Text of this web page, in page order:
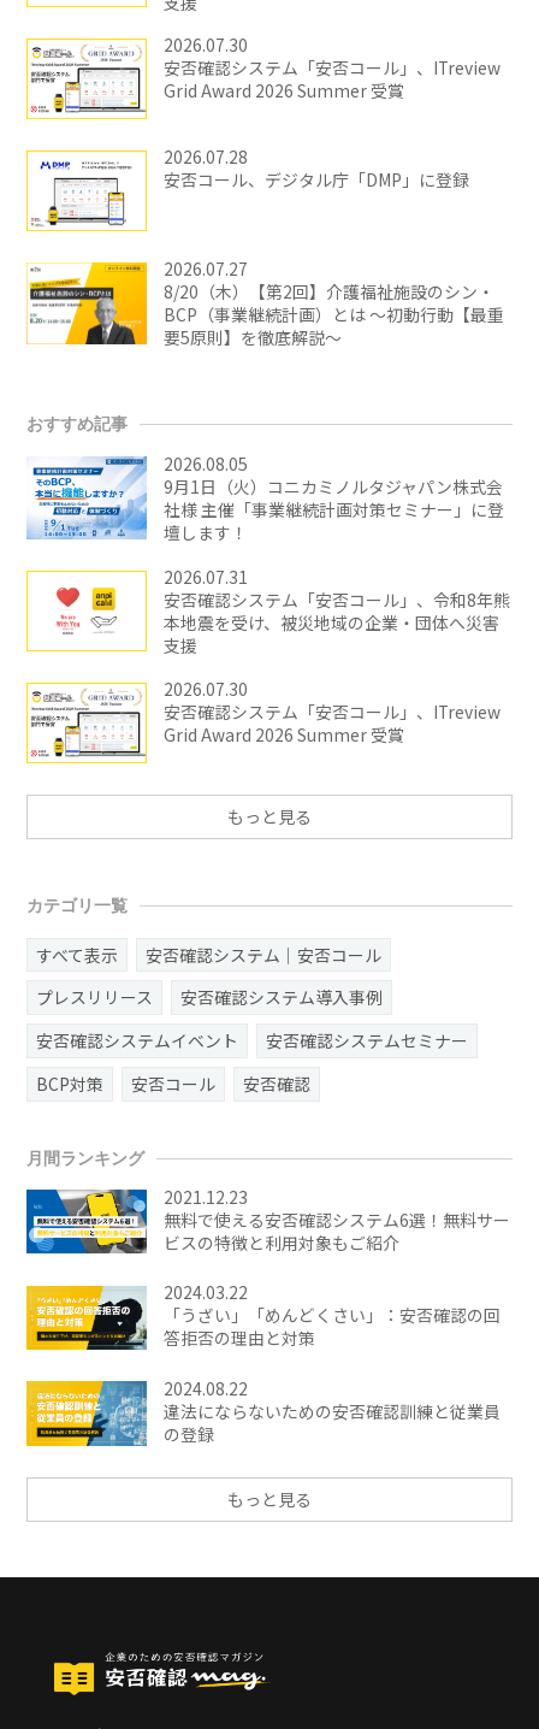
2026.07.30
安否確認システム「安否コール」、ITreview
Grid Award 2026 Summer 受賞
2026.07.28
安否コール、デジタル庁「DMP」に登録
2026.07.27
8/20（木）【第2回】介護福祉施設のシン・
BCP（事業継続計画）とは ～初動行動【最重
要5原則】を徹底解説～
おすすめ記事
2026.08.05
9月1日（火）コニカミノルタジャパン株式会
社様 主催「事業継続計画対策セミナー」に登
壇します！
2026.07.31
安否確認システム「安否コール」、令和8年熊
本地震を受け、被災地域の企業・団体へ災害
支援
2026.07.30
安否確認システム「安否コール」、ITreview
Grid Award 2026 Summer 受賞
もっと見る
カテゴリ一覧
すべて表示
安否確認システム｜安否コール
プレスリリース
安否確認システム導入事例
安否確認システムイベント
安否確認システムセミナー
BCP対策
安否コール 安否確認
月間ランキング
2021.12.23
無料で使える安否確認システム6選！無料サー
ビスの特徴と利用対象もご紹介
2024.03.22
「うざい」「めんどくさい」：安否確認の回
答拒否の理由と対策
2024.08.22
違法にならないための安否確認訓練と従業員
の登録
もっと見る